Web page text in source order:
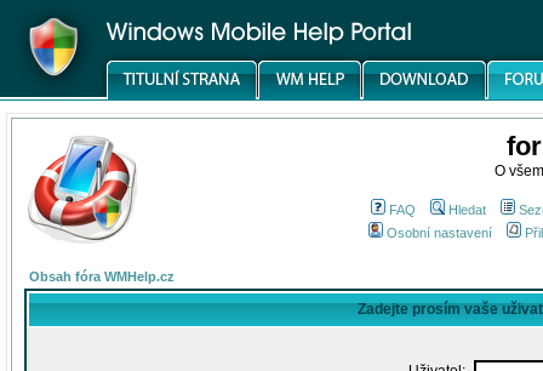
O
FAQ Hledat
Osobní nastavení
Obsah fóra WMHelp.cz
Zadejte prosím vaše